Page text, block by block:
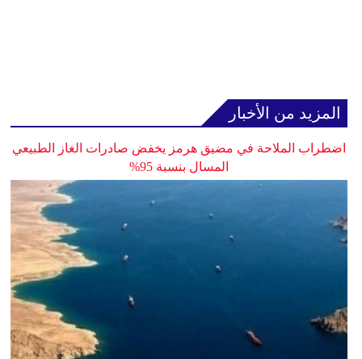
المزيد من الأخبار
اضطراب الملاحة في مضيق هرمز يخفض صادرات الغاز الطبيعي
المسال بنسبة 95%